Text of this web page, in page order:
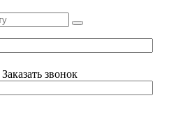
Заказать звонок